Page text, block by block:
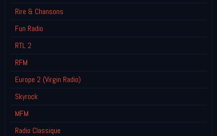
Rire & Chansons
Fun Radio
RTL 2
RFM
Europe 2 (Virgin Radio)
Skyrock
MFM
Radio Classique